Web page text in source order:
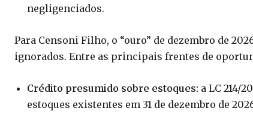
negligenciados.
Para Censoni Filho, o “ouro” de dezembro de
ignorados. Entre as principais frentes de
Crédito presumido sobre estoques: a LC 214/
estoques existentes em 31 de dezembro de